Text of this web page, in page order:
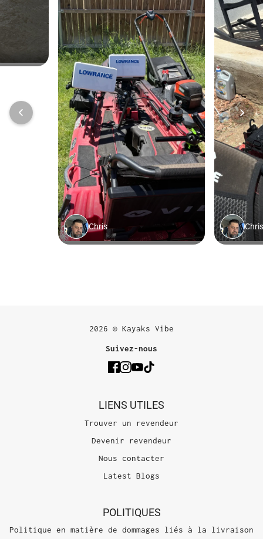
2026 © Kayaks Vibe
Suivez-nous
LIENS UTILES
Trouver un revendeur
Devenir revendeur
Nous contacter
Latest Blogs
POLITIQUES
Politique en matière de dommages liés à la livraison